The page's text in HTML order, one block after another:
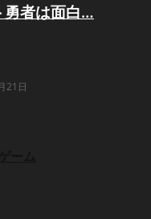
勇者は面白…
21日